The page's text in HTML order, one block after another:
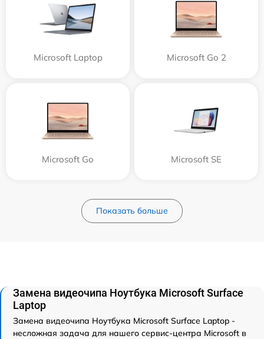
Microsoft Laptop Microsoft Go 2
Microsoft Go Microsoft SE
Показать больше
Замена видеочипа Ноутбука Microsoft Surface
Laptop
Замена видеочипа Ноутбука Microsoft Surface Laptop -
несложная задача для нашего сервис-центра Microsoft в